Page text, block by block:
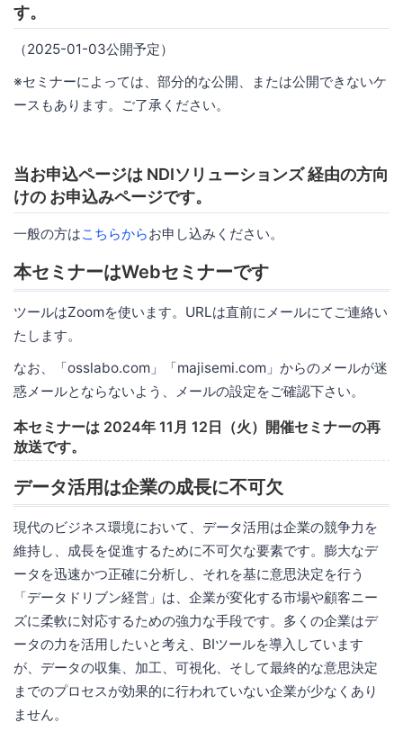
す。
（2025-01-03公開予定）
※セミナーによっては、部分的な公開、または公開できないケ
ースもあります。ご了承ください。
当お申込ページは NDIソリューションズ 経由の方向
けの お申込みページです。
一般の方はこちらからお申し込みください。
本セミナーはWebセミナーです
ツールはZoomを使います。URLは直前にメールにてご連絡い
たします。
なお、「osslabo.com」「majisemi.com」からのメールが迷
惑メールとならないよう、メールの設定をご確認下さい。
本セミナーは 2024年 11月 12日（火）開催セミナーの再
放送です。
データ活用は企業の成長に不可欠
現代のビジネス環境において、データ活用は企業の競争力を
維持し、成長を促進するために不可欠な要素です。膨大なデ
ータを迅速かつ正確に分析し、それを基に意思決定を行う
「データドリブン経営」は、企業が変化する市場や顧客ニー
ズに柔軟に対応するための強力な手段です。多くの企業はデ
ータの力を活用したいと考え、BIツールを導入しています
が、データの収集、加工、可視化、そして最終的な意思決定
までのプロセスが効果的に行われていない企業が少なくあり
ません。